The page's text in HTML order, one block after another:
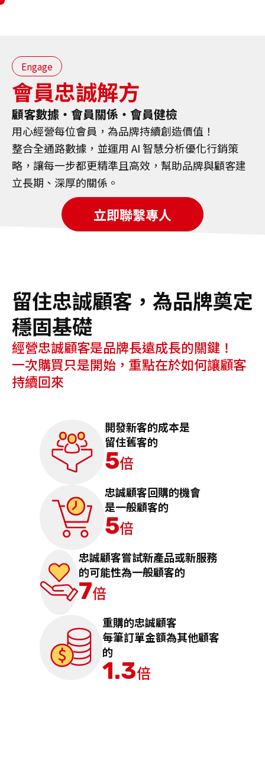
Engage
會員忠誠解方
顧客數據・會員關係・會員健檢
用心經營每位會員，為品牌持續創造價值！
整合全通路數據，並運用 AI 智慧分析優化行銷策
略，讓每一步都更精準且高效，幫助品牌與顧客建
立長期、深厚的關係。
立即聯繫專人
留住忠誠顧客，為品牌奠定
穩固基礎
經營忠誠顧客是品牌長遠成長的關鍵！
一次購買只是開始，重點在於如何讓顧客
持續回來
開發新客的成本是
留住舊客的
5倍
忠誠顧客回購的機會
是一般顧客的
5倍
忠誠顧客嘗試新產品或新服務
的可能性為一般顧客的
7倍
重購的忠誠顧客
每筆訂單金額為其他顧客
的
1.3倍
回首頁